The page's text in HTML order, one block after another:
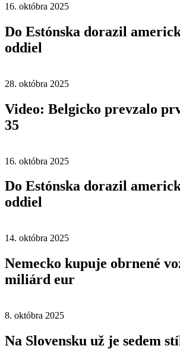
16. októbra 2025
Do Estónska dorazil
oddiel
28. októbra 2025
Video: Belgicko prevzalo
35
16. októbra 2025
Do Estónska dorazil
oddiel
14. októbra 2025
Nemecko kupuje obrnené
miliárd eur
8. októbra 2025
Na Slovensku už je sedem